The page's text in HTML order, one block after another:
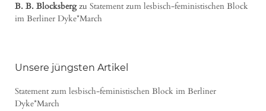
B. B. Blocksbergzu Statement zum lesbisch-feministischen Block
im Berliner Dyke*March
Unsere jüngsten Artikel
Statement zum lesbisch-feministischen Block im Berliner
Dyke*March